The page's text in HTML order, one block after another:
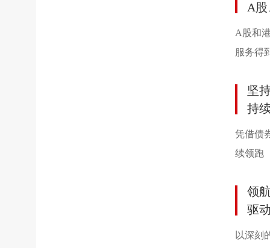
A
A股和
服务得
坚
持
凭借债
续领跑
领
驱
以深刻